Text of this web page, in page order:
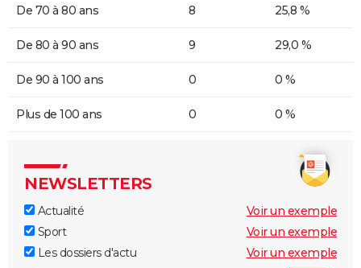
De 70 à 80 ans 8 25,8 %
De 80 à 90 ans 9 29,0 %
De 90 à 100 ans 0 0 %
Plus de 100 ans 0 0 %
NEWSLETTERS
Actualité
Voir un exemple
Sport
Voir un exemple
Les dossiers d'actu
Voir un exemple